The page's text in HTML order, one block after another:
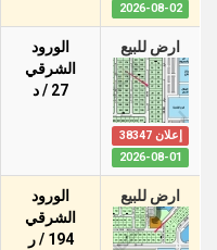
2026-08-02
ارض للبيع
إعلان 38347
2026-08-01
الورود
الشرقي
27 / د
ارض للبيع
الورود
الشرقي
194 / ر